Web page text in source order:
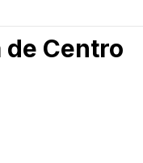
de Centro